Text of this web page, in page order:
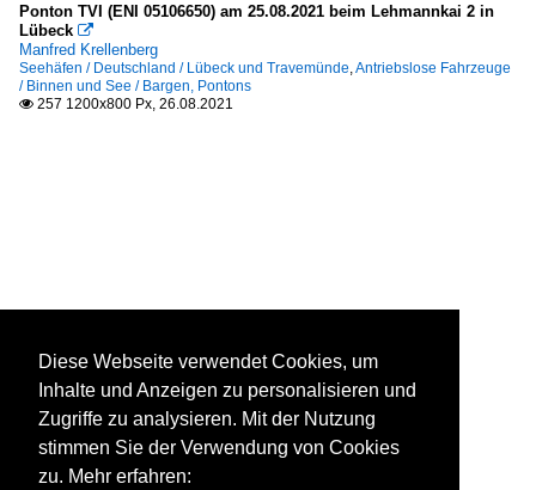
Ponton TVI (ENI 05106650) am 25.08.2021 beim Lehmannkai 2 in
Lübeck 
Manfred Krellenberg
Seehäfen / Deutschland / Lübeck und Travemünde,Antriebslose Fahrzeuge
/ Binnen und See / Bargen, Pontons
 257 1200x800 Px, 26.08.2021
Diese Webseite verwendet Cookies, um
Inhalte und Anzeigen zu personalisieren und
Zugriffe zu analysieren. Mit der Nutzung
stimmen Sie der Verwendung von Cookies
zu. Mehr erfahren: